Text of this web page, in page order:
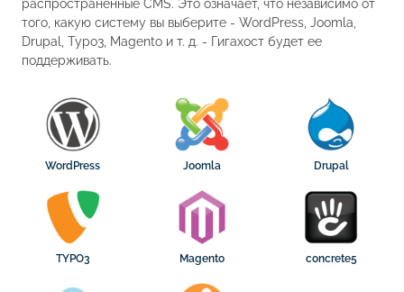
распространенные CMS. Это означает, что независимо от
того, какую систему вы выберите - WordPress, Joomla,
Drupal, Typo3, Magento и т. д. - Гигахост будет ее
поддерживать.
WordPress Joomla Drupal
TYPO3 Magento concrete5